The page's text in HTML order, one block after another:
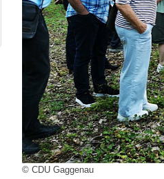
© CDU Gaggenau